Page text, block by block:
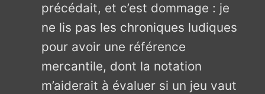
précédait, et c’est dommage : je
ne lis pas les chroniques ludiques
pour avoir une référence
mercantile, dont la notation
m’aiderait à évaluer si un jeu vaut